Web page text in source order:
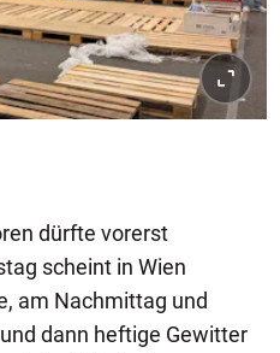
dürfte vorerst
scheint in Wien
am Nachmittag und
dann heftige Gewitter